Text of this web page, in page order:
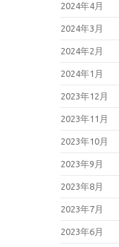
2024年4月
2024年3月
2024年2月
2024年1月
2023年12月
2023年11月
2023年10月
2023年9月
2023年8月
2023年7月
2023年6月